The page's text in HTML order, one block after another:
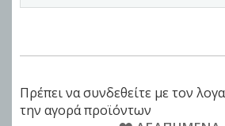
Πρέπει να συνδεθείτε με τον
την αγορά προϊόντων